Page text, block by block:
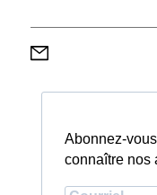
Abonnez-
connaître nos